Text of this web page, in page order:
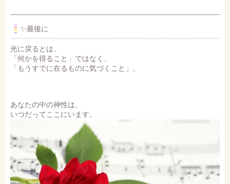
✨最後に
光に戻るとは、
「何かを得ること」ではなく、
「もうすでに在るものに気づくこと」。
あなたの中の神性は、
いつだってここにいます。